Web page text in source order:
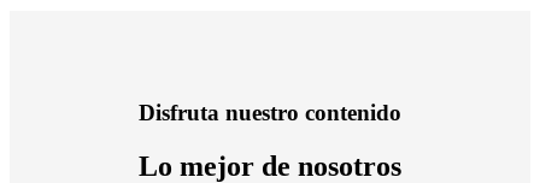
Disfruta nuestro contenido
Lo mejor de nosotros